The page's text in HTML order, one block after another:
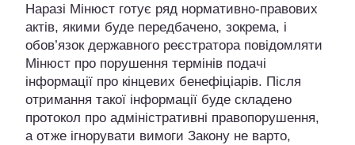
Наразі Мінюст готує ряд нормативно-правових
актів, якими буде передбачено, зокрема, і
обов’язок державного реєстратора повідомляти
Мінюст про порушення термінів подачі
інформації про кінцевих бенефіціарів. Після
отримання такої інформації буде складено
протокол про адміністративні правопорушення,
а отже ігнорувати вимоги Закону не варто,